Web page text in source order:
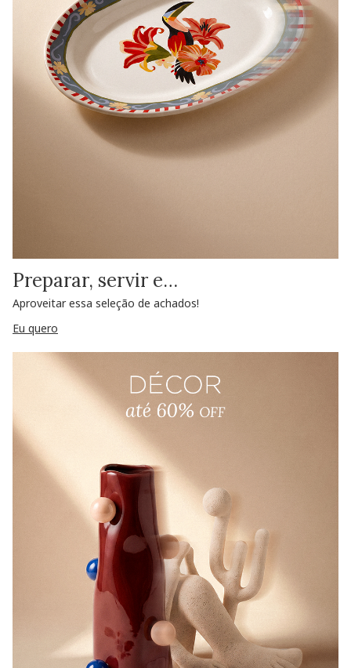
Preparar, servir e…
Aproveitar essa seleção de achados!
Eu quero